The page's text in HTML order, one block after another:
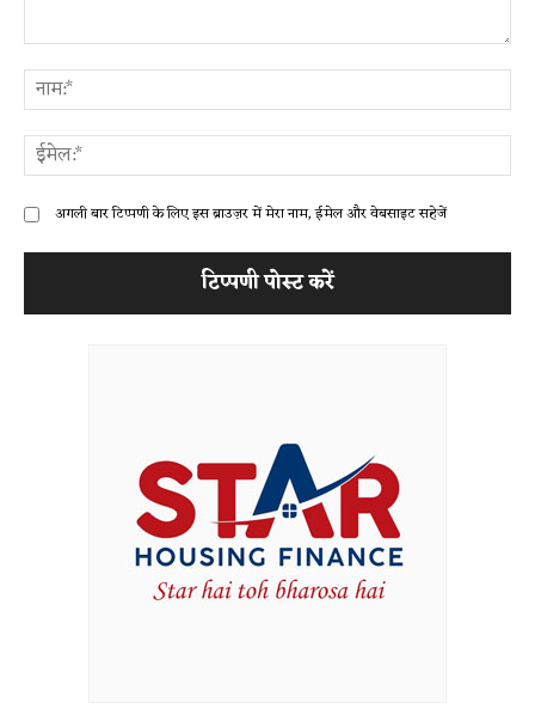
अगली बार टिप्पणी के लिए इस ब्राउज़र में मेरा नाम, ईमेल और वेबसाइट सहेजें